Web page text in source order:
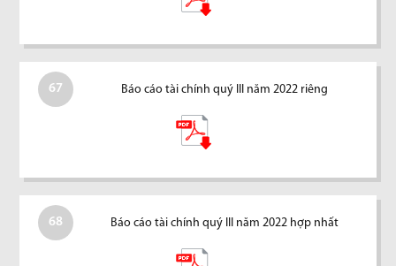
67 Báo cáo tài chính quý III năm 2022 riêng
68 Báo cáo tài chính quý III năm 2022 hợp nhất